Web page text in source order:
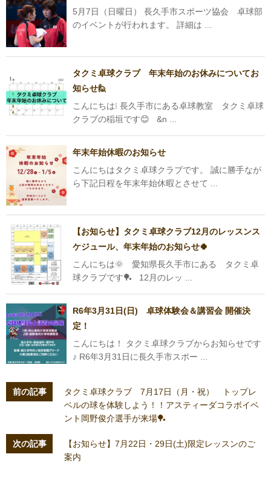
5月7日（日曜日） 長久手市スポーツ協会 卓球部
のイベントが行われます。 詳細は ...
タクミ卓球クラブ 年末年始のお休みについてお
知らせ🙋
こんにちは❕ 長久手市にある卓球教室 タクミ卓球
クラブの稲垣です😊 &n ...
年末年始休暇のお知らせ
こんにちはタクミ卓球クラブです。 誠に勝手なが
ら下記日程を年末年始休暇とさせて ...
【お知らせ】タクミ卓球クラブ12月のレッスンス
ケジュール、年末年始のお知らせ🍀
こんにちは🌞 愛知県長久手市にある タクミ卓
球クラブです🏓 12月のレッ ...
R6年3月31日(日) 卓球体験会＆講習会 開催決
定！
こんにちは！ タクミ卓球クラブからお知らせです
♪ R6年3月31日に長久手市スポー ...
前の記事
タクミ卓球クラブ 7月17日（月・祝） トップレ
ベルの球を体験しよう！！アスティーダコラボイベ
ント岡野俊介選手が来場🏓
次の記事
【お知らせ】7月22日・29日(土)限定レッスンのご
案内